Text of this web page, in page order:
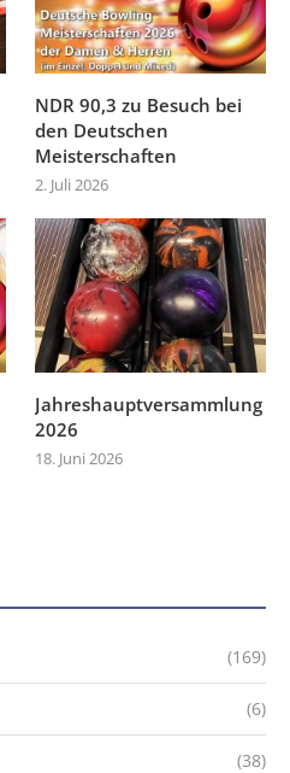
NDR 90,3 zu Besuch bei
den Deutschen
Meisterschaften
2. Juli 2026
Jahreshauptversammlung
2026
18. Juni 2026
(169)
(6)
(38)